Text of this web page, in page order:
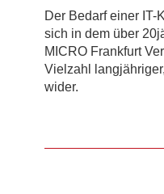
Der Bedarf einer IT-
sich in dem über
MICRO Frankfurt
Vielzahl
wider.